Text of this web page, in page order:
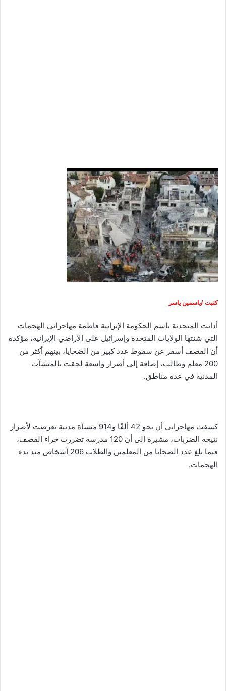
كتبت /ياسمين ياسر
أدانت المتحدثة باسم الحكومة الإيرانية فاطمة مهاجراني الهجمات
التي شنتها الولايات المتحدة وإسرائيل على الأراضي الإيرانية، مؤكدة
أن القصف أسفر عن سقوط عدد كبير من الضحايا، بينهم أكثر من
200 معلم وطالب، إضافة إلى أضرار واسعة لحقت بالمنشآت
المدنية في عدة مناطق.
كشفت مهاجراني أن نحو 42 ألفًا و914 منشأة مدنية تعرضت لأضرار
نتيجة الضربات، مشيرة إلى أن 120 مدرسة تضررت جراء القصف،
فيما بلغ عدد الضحايا من المعلمين والطلاب 206 أشخاص منذ بدء
الهجمات.